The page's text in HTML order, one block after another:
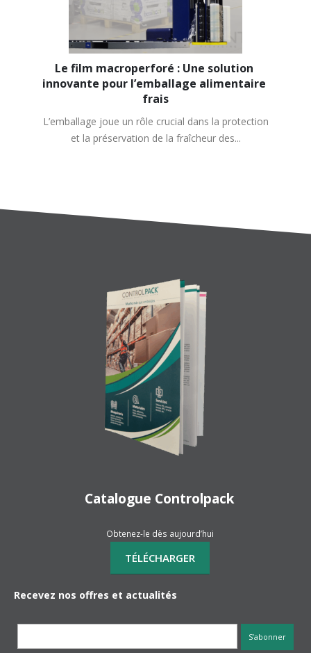
Le film macroperforé : Une solution
innovante pour l’emballage alimentaire
frais
L’emballage joue un rôle crucial dans la protection
et la préservation de la fraîcheur des...
Recevez nos offres et actualités
Catalogue Controlpack
Obtenez-le dès aujourd’hui